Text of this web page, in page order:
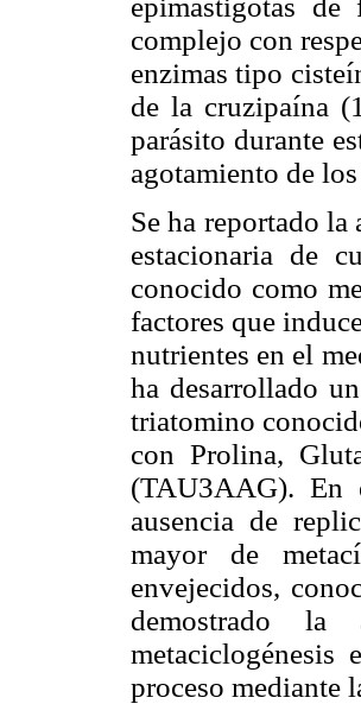
complejo con
enzimas tipo
de la cruzipaína
parásito durante
agotamiento de
Se ha reportado
estacionaria de
conocido como
factores que
nutrientes en el
ha desarrollado
triatomino
con Prolina,
(TAU3AAG). En
ausencia de
mayor de
envejecidos,
demostrado la
proceso mediante